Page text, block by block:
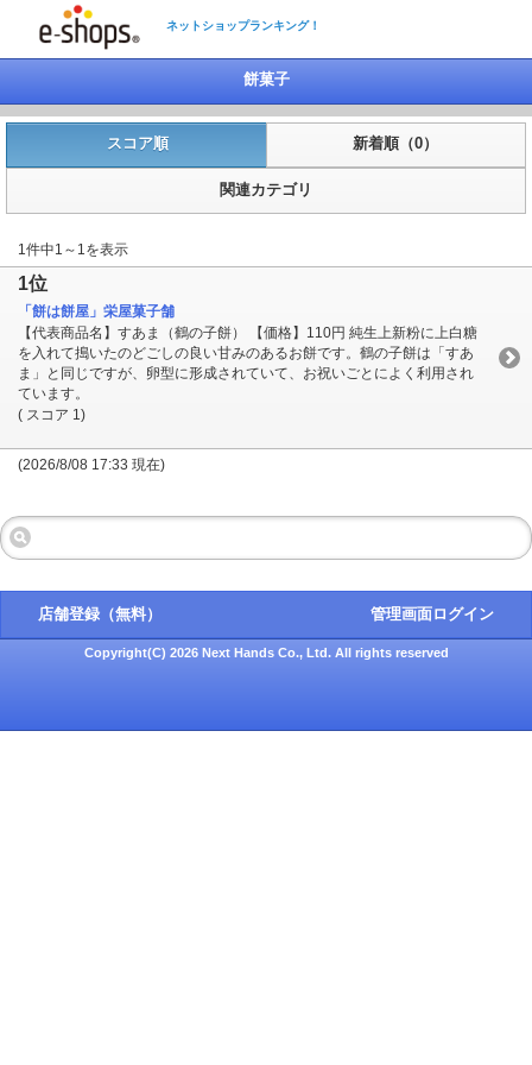
ネットショップランキング！
餅菓子
スコア順 新着順（0）
関連カテゴリ
1件中1～1を表示
1位
「餅は餅屋」栄屋菓子舗
【代表商品名】すあま（鶴の子餅） 【価格】110円 純生上新粉に上白糖
を入れて搗いたのどごしの良い甘みのあるお餅です。鶴の子餅は「すあ
ま」と同じですが、卵型に形成されていて、お祝いごとによく利用され
ています。
( スコア 1)
(2026/8/08 17:33 現在)
店舗登録（無料） 管理画面ログイン
Copyright(C) 2026 Next Hands Co., Ltd. All rights reserved